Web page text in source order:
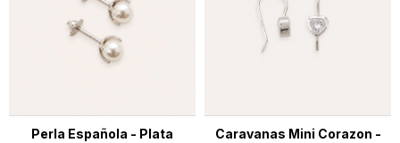
Perla Española - Plata
Caravanas Mini Corazon -